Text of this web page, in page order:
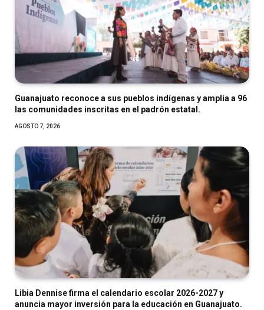
Guanajuato reconoce a sus pueblos indígenas y amplía a 96
las comunidades inscritas en el padrón estatal.
AGOSTO 7, 2026
Libia Dennise firma el calendario escolar 2026-2027 y
anuncia mayor inversión para la educación en Guanajuato.